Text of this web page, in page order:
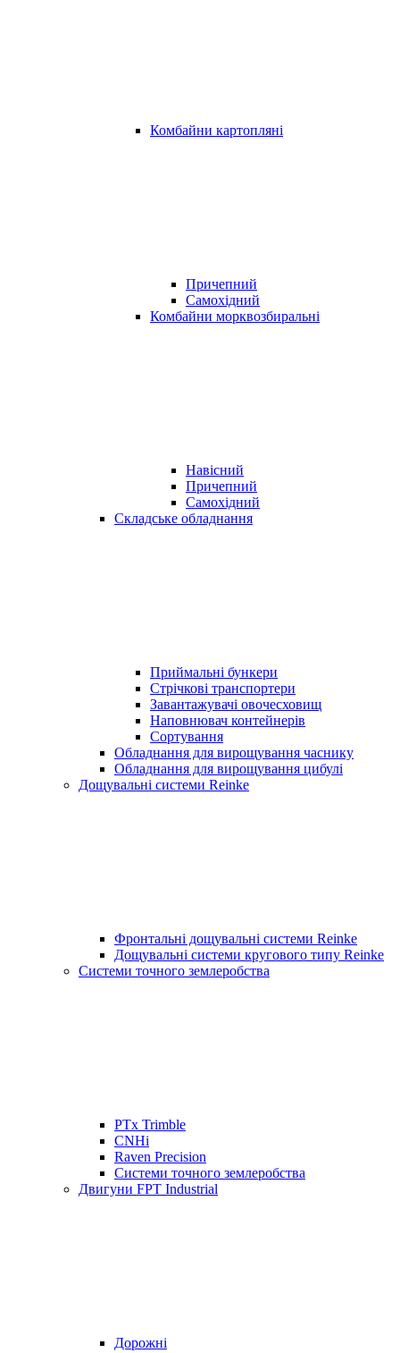
Комбайни картопляні
Причепний
Самохідний
Комбайни морквозбиральні
Навісний
Причепний
Самохідний
Складське обладнання
Приймальні бункери
Стрічкові транспортери
Завантажувачі овочесховищ
Наповнювач контейнерів
Сортування
Обладнання для вирощування часнику
Обладнання для вирощування цибулі
Дощувальні системи Reinke
Фронтальні дощувальні системи Reinke
Дощувальні системи кругового типу Reinke
Системи точного землеробства
PTx Trimble
CNHi
Raven Precision
Системи точного землеробства
Двигуни FPT Industrial
Дорожні